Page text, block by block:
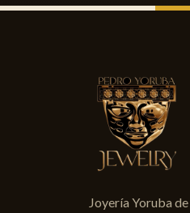
Joyería Yoruba